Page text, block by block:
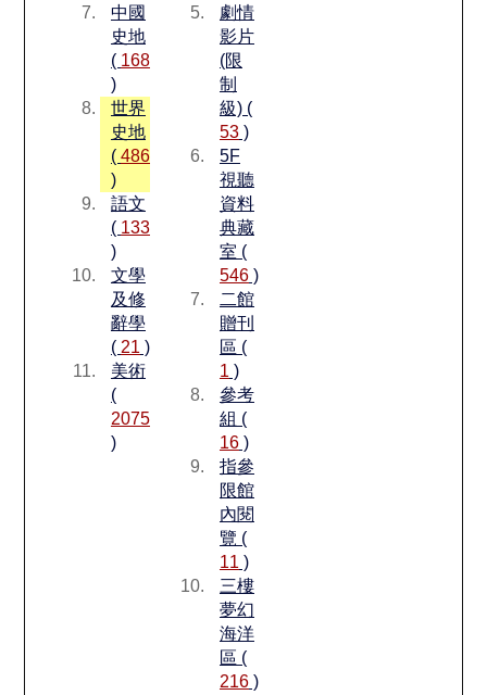
中國
史地
( 168
)
世界
史地
( 486
)
語文
( 133
)
文學
及修
辭學
( 21 )
美術
(
2075
)
劇情
影片
(限
制
級) (
53)
5F
視聽
資料
典藏
室 (
546)
二館
贈刊
區 (
1 )
參考
組 (
16)
指參
限館
內閱
覽 (
11 )
三樓
夢幻
海洋
區 (
216)